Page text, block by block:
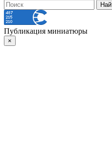
Публикация миниатюры
×